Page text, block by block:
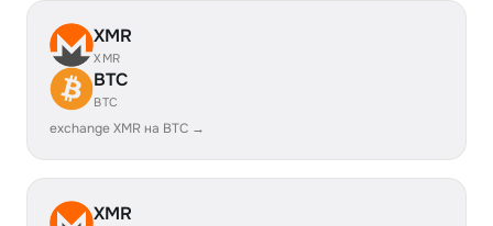
XMR
XMR
BTC
BTC
exchange XMR на BTC →
XMR